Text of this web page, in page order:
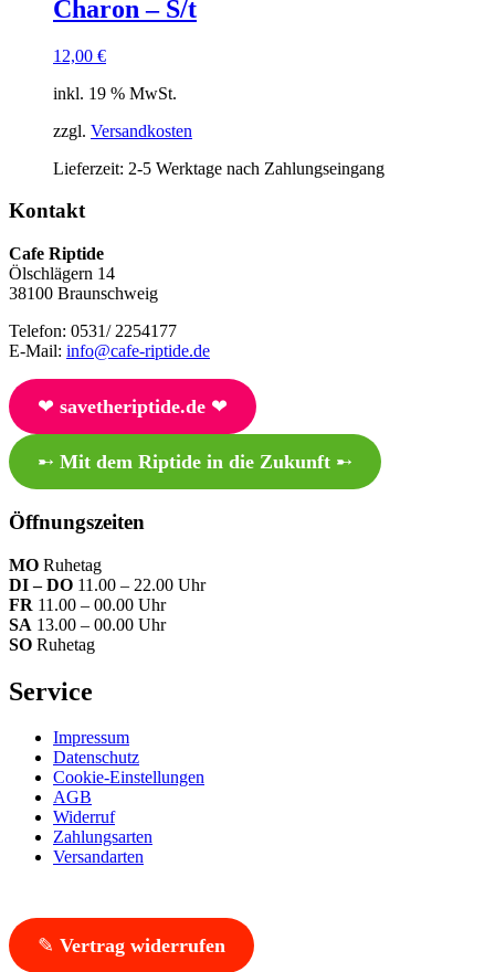
Charon – S/t
12,00 €
inkl. 19 % MwSt.
zzgl. Versandkosten
Lieferzeit: 2-5 Werktage nach Zahlungseingang
Kontakt
Cafe Riptide
Ölschlägern 14
38100 Braunschweig
Telefon: 0531/ 2254177
E-Mail: info@cafe-riptide.de
❤︎ savetheriptide.de❤︎
➸ Mit dem Riptide in die Zukunft➸
Öffnungszeiten
MO Ruhetag
DI – DO 11.00 – 22.00 Uhr
FR 11.00 – 00.00 Uhr
SA 13.00 – 00.00 Uhr
SO Ruhetag
Service
Impressum
Datenschutz
Cookie-Einstellungen
AGB
Widerruf
Zahlungsarten
Versandarten
✎ Vertrag widerrufen